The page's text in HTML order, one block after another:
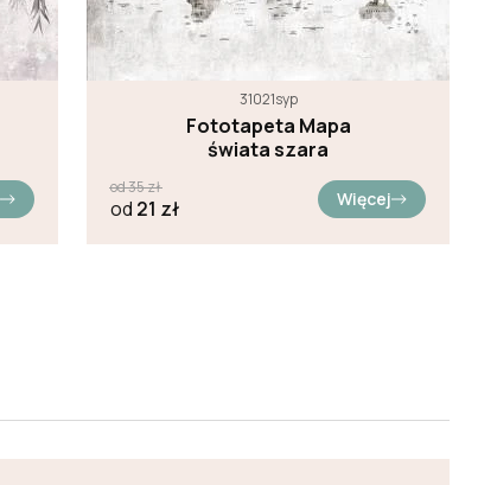
31021syp
Fototapeta Mapa
świata szara
od35zł
od 21 zł Więcej